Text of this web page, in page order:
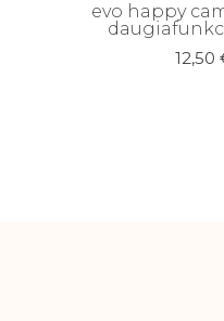
evo happy
12,50